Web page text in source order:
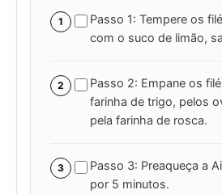
1
Passo 1: Tempere os
com o suco de limão,
2
Passo 2: Empane os
farinha de trigo, pelos
pela farinha de rosca.
3
Passo 3: Preaqueça a
por 5 minutos.